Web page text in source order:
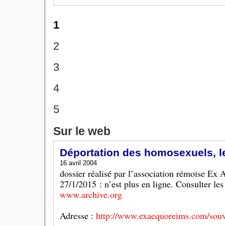
1
2
3
4
5
Sur le web
Déportation des homosexuels,
16 avril 2004
dossier réalisé par l’association rémoise Ex
27/1/2015 : n’est plus en ligne. Consulter
www.archive.org
Adresse : http://www.exaequoreims.com/